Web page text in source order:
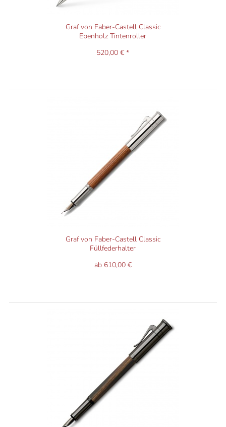
Graf von Faber-Castell Classic
Ebenholz Tintenroller
520,00 € *
Graf von Faber-Castell Classic
Füllfederhalter
ab 610,00 €